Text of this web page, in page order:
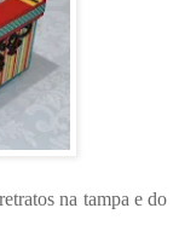
na tampa e do